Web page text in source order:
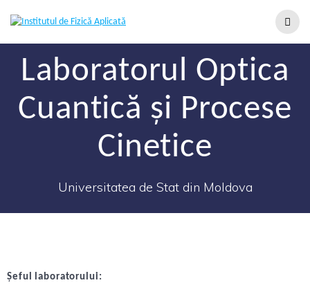
Laboratorul Optica
Cuantică și Procese
Cinetice
Universitatea de Stat din Moldova
Șeful laboratorului: